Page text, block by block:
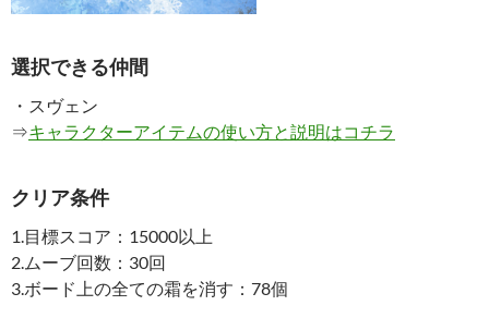
選択できる仲間
・スヴェン
⇒キャラクターアイテムの使い方と説明はコチラ
クリア条件
1.目標スコア：15000以上
2.ムーブ回数：30回
3.ボード上の全ての霜を消す：78個